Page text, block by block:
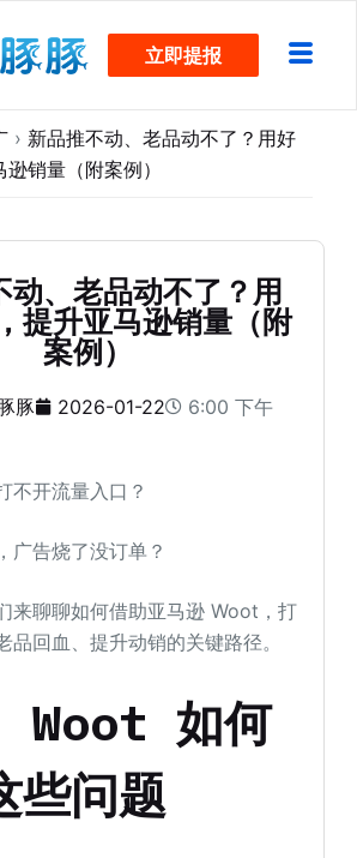
立即提报
› 新品推不动、老品动不了？用好
销量（附案例）
动、老品动不了？用
提升亚马逊销量（附
案例）
豚 2026-01-22 6:00 下午
不开流量入口？
广告烧了没订单？
来聊聊如何借助亚马逊 Woot，打
品回血、提升动销的关键路径。
Woot 如何
些问题